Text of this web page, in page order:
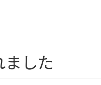
ました